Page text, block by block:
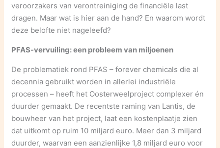
veroorzakers van verontreiniging de financiële last
dragen. Maar wat is hier aan de hand? En waarom wordt
deze belofte niet nageleefd?
PFAS-vervuiling: een probleem van miljoenen
De problematiek rond PFAS – forever chemicals die al
decennia gebruikt worden in allerlei industriële
processen – heeft het Oosterweelproject complexer én
duurder gemaakt. De recentste raming van Lantis, de
bouwheer van het project, laat een kostenplaatje zien
dat uitkomt op ruim 10 miljard euro. Meer dan 3 miljard
duurder, waarvan een aanzienlijke 1,8 miljard euro voor